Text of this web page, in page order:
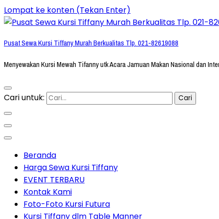
Lompat ke konten (Tekan Enter)
Pusat Sewa Kursi Tiffany Murah Berkualitas Tlp. 021-82619088
Menyewakan Kursi Mewah Tifanny utk Acara Jamuan Makan Nasional dan
Cari untuk:
Beranda
Harga Sewa Kursi Tiffany
EVENT TERBARU
Kontak Kami
Foto-Foto Kursi Futura
Kursi Tiffany dlm Table Manner